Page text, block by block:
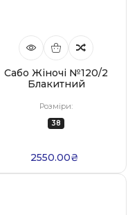
Сабо Жіночі №120/2
Блакитний
Розміри:
38
2550.00₴